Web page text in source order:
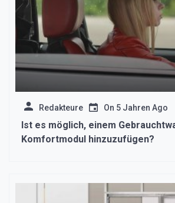
Redakteure On 5 Jahren Ago
Ist es möglich, einem
Komfortmodul hinzuzufügen?